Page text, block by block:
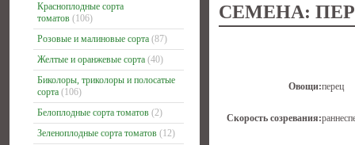
Красноплодные сорта
томатов (106)
Розовые и малиновые сорта (87)
Желтые и оранжевые сорта (40)
Биколоры, триколоры и полосатые
сорта (106)
Белоплодные сорта томатов (2)
Зеленоплодные сорта томатов (12)
СЕМЕНА:
Овощи:перец
Скорость созревания: